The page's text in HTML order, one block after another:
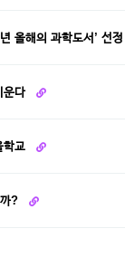
올해의 과학도서’ 선정
운다
학교
?